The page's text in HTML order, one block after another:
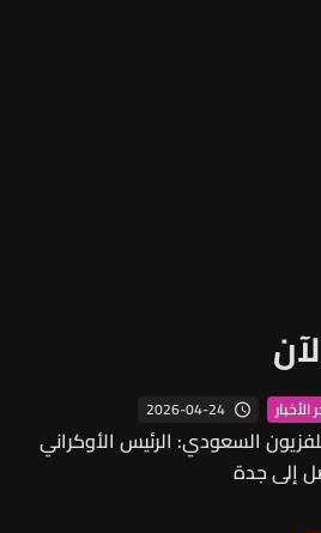
الأخبار 2026-04-24
السعودي: الرئيس الأوكراني
إلى جدة